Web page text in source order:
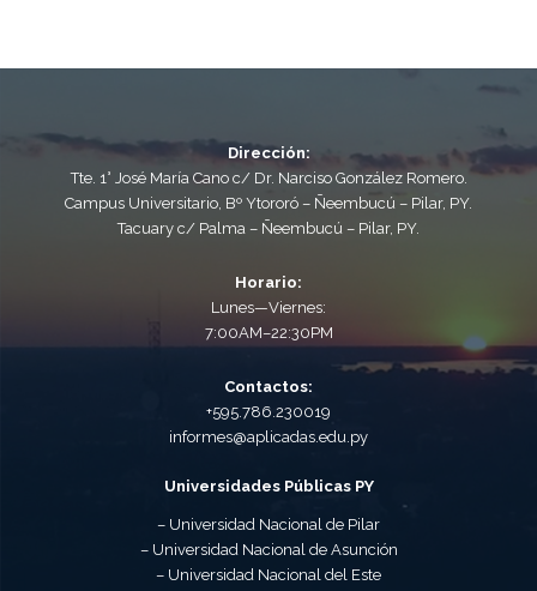
Dirección:
Tte. 1° José María Cano c/ Dr. Narciso González Romero.
Campus Universitario, Bº Ytororó – Ñeembucú – Pilar, PY.
Tacuary c/ Palma – Ñeembucú – Pilar, PY.
Horario:
Lunes—Viernes:
7:00AM–22:30PM
Contactos:
+595.786.230019
informes@aplicadas.edu.py
Universidades Públicas PY
– Universidad Nacional de Pilar
– Universidad Nacional de Asunción
– Universidad Nacional del Este